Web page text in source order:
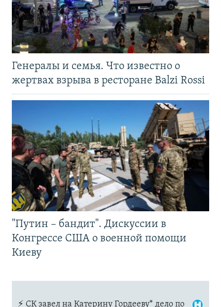
Генералы и семья. Что известно о
жертвах взрыва в ресторане Balzi Rossi
"Путин – бандит". Дискуссии в
Конгрессе США о военной помощи
Киеву